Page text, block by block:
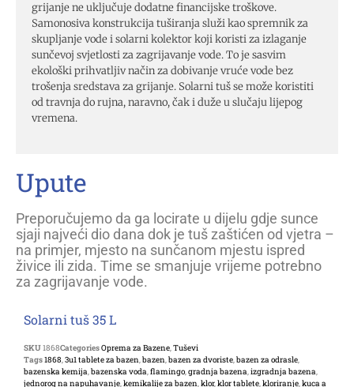
grijanje ne uključuje dodatne financijske troškove.
Samonosiva konstrukcija tuširanja služi kao spremnik za
skupljanje vode i solarni kolektor koji koristi za izlaganje
sunčevoj svjetlosti za zagrijavanje vode. To je sasvim
ekološki prihvatljiv način za dobivanje vruće vode bez
trošenja sredstava za grijanje. Solarni tuš se može koristiti
od travnja do rujna, naravno, čak i duže u slučaju lijepog
vremena.
Upute
Preporučujemo da ga locirate u dijelu gdje sunce
sjaji najveći dio dana dok je tuš zaštićen od vjetra –
na primjer, mjesto na sunčanom mjestu ispred
živice ili zida. Time se smanjuje vrijeme potrebno
za zagrijavanje vode.
Solarni tuš 35 L
SKU1868CategoriesOprema za Bazene,Tuševi
Tags1868,3u1 tablete za bazen,bazen,bazen za dvoriste,bazen za odrasle,
bazenska kemija,bazenska voda,flamingo,gradnja bazena,izgradnja bazena,
jednorog na napuhavanje,kemikalije za bazen,klor,klor tablete,kloriranje,kuca a